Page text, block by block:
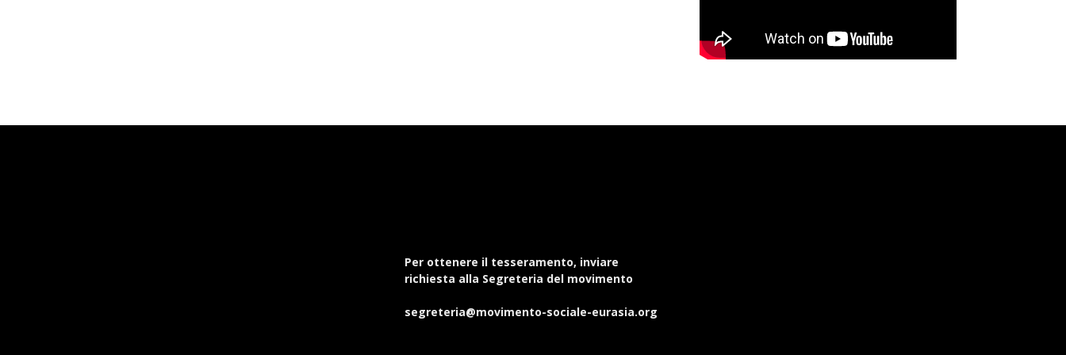
Per ottenere il tesseramento, inviare
richiesta alla Segreteria del movimento
segreteria@movimento-sociale-eurasia.org